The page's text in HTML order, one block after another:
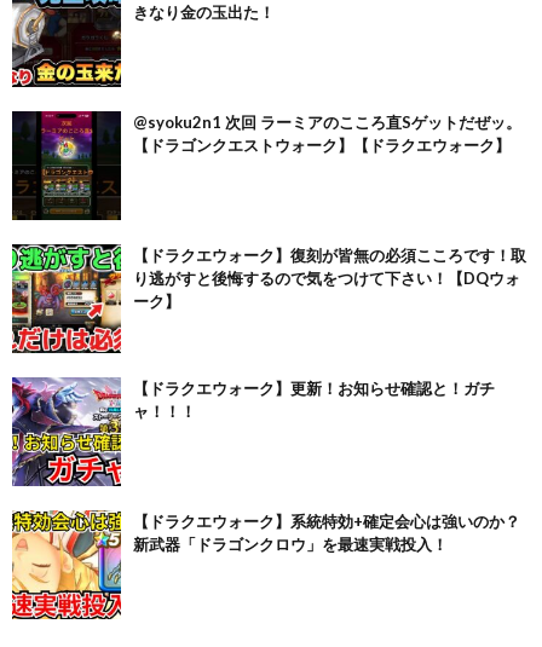
きなり金の玉出た！
@syoku2n1 次回 ラーミアのこころ直Sゲットだぜッ。
【ドラゴンクエストウォーク】【ドラクエウォーク】
【ドラクエウォーク】復刻が皆無の必須こころです！取
り逃がすと後悔するので気をつけて下さい！【DQウォ
ーク】
【ドラクエウォーク】更新！お知らせ確認と！ガチ
ャ！！！
【ドラクエウォーク】系統特効+確定会心は強いのか？
新武器「ドラゴンクロウ」を最速実戦投入！